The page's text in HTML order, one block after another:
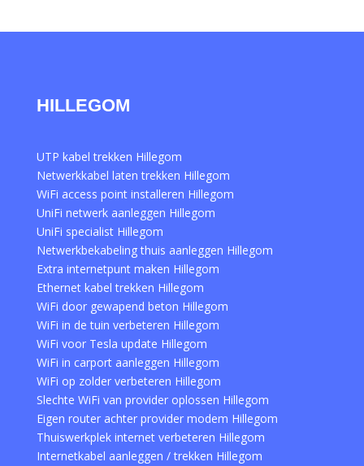
HILLEGOM
UTP kabel trekken Hillegom
Netwerkkabel laten trekken Hillegom
WiFi access point installeren Hillegom
UniFi netwerk aanleggen Hillegom
UniFi specialist Hillegom
Netwerkbekabeling thuis aanleggen Hillegom
Extra internetpunt maken Hillegom
Ethernet kabel trekken Hillegom
WiFi door gewapend beton Hillegom
WiFi in de tuin verbeteren Hillegom
WiFi voor Tesla update Hillegom
WiFi in carport aanleggen Hillegom
WiFi op zolder verbeteren Hillegom
Slechte WiFi van provider oplossen Hillegom
Eigen router achter provider modem Hillegom
Thuiswerkplek internet verbeteren Hillegom
Internetkabel aanleggen / trekken Hillegom